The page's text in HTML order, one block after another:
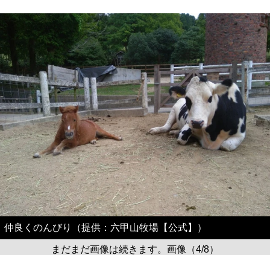
仲良くのんびり（提供：六甲山牧場【公式】）
まだまだ画像は続きます。画像（4/8）